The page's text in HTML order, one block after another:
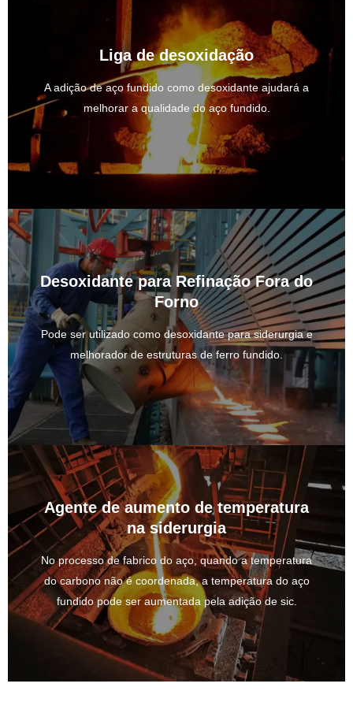
Liga de desoxidação
A adição de aço fundido como desoxidante ajudará a
melhorar a qualidade do aço fundido.
Desoxidante para Refinação Fora do
Forno
Pode ser utilizado como desoxidante para siderurgia e
melhorador de estruturas de ferro fundido.
Agente de aumento de temperatura
na siderurgia
No processo de fabrico do aço, quando a temperatura
do carbono não é coordenada, a temperatura do aço
fundido pode ser aumentada pela adição de sic.